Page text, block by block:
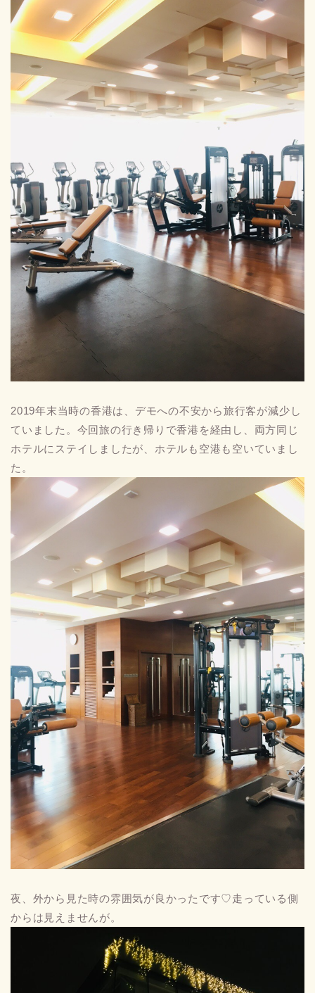
2019年末当時の香港は、デモへの不安から旅行客が減少し
ていました。今回旅の行き帰りで香港を経由し、両方同じ
ホテルにステイしましたが、ホテルも空港も空いていまし
た。
夜、外から見た時の雰囲気が良かったです♡走っている側
からは見えませんが。